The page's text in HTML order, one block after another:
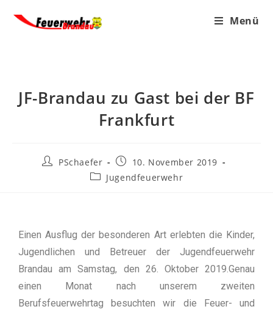
Menü
JF-Brandau zu Gast bei der BF
Frankfurt
PSchaefer
10. November 2019
Jugendfeuerwehr
Einen Ausflug der besonderen Art erlebten die Kinder,
Jugendlichen und Betreuer der Jugendfeuerwehr
Brandau am Samstag, den 26. Oktober 2019.Genau
einen Monat nach unserem zweiten
Berufsfeuerwehrtag besuchten wir die Feuer- und